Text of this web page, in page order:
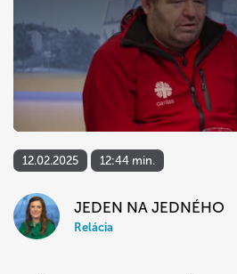
12.02.2025 12:44 min.
JEDEN NA JEDNÉHO
Relácia